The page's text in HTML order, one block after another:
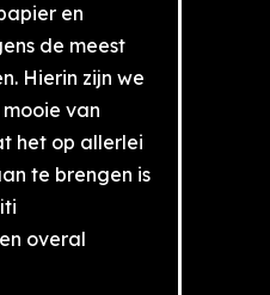
en
de meest
Hierin zijn we
van
het op allerlei
te brengen is
overal